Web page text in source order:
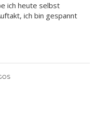
ich heute selbst
ich bin gespannt